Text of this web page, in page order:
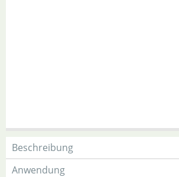
Beschreibung
Anwendung